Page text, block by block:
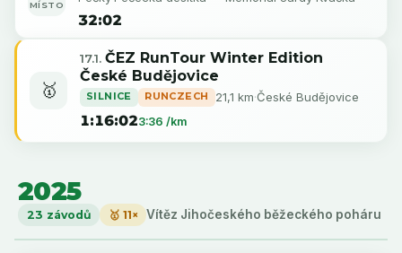
MÍSTO
32:02
🥇
17.1. ČEZ RunTour Winter Edition
České Budějovice
SILNICE RUNCZECH 21,1 km·České Budějovice
1:16:023:36 /km
2025
23 závodů 🥇 11× Vítěz Jihočeského běžeckého poháru